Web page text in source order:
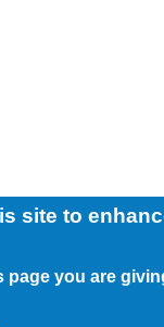
site to
page you are